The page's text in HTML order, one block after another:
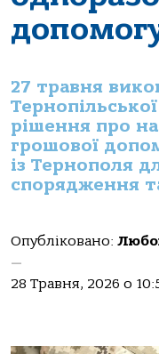
27 травня
рішення про
грошової
із Тернополя
спорядження
Опубліковано:
—
28 Травня, 2026 о